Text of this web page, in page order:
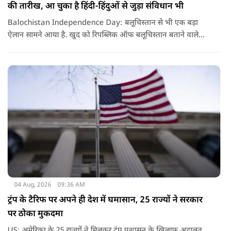
की तारीख, आ चुका है हिंदी-हिंदुओं से जुड़ा संविधान भी
Balochistan Independence Day: बलूचिस्तान से भी एक बड़ा
ऐलान सामने आया है. खुद को रिपब्लिक ऑफ बलूचिस्तान बताने वाले
04 Aug, 2026 09:36 AM
ट्रंप के टैरिफ पर अपने ही देश में घमासान, 25 राज्यों ने सरकार
पर ठोका मुकदमा